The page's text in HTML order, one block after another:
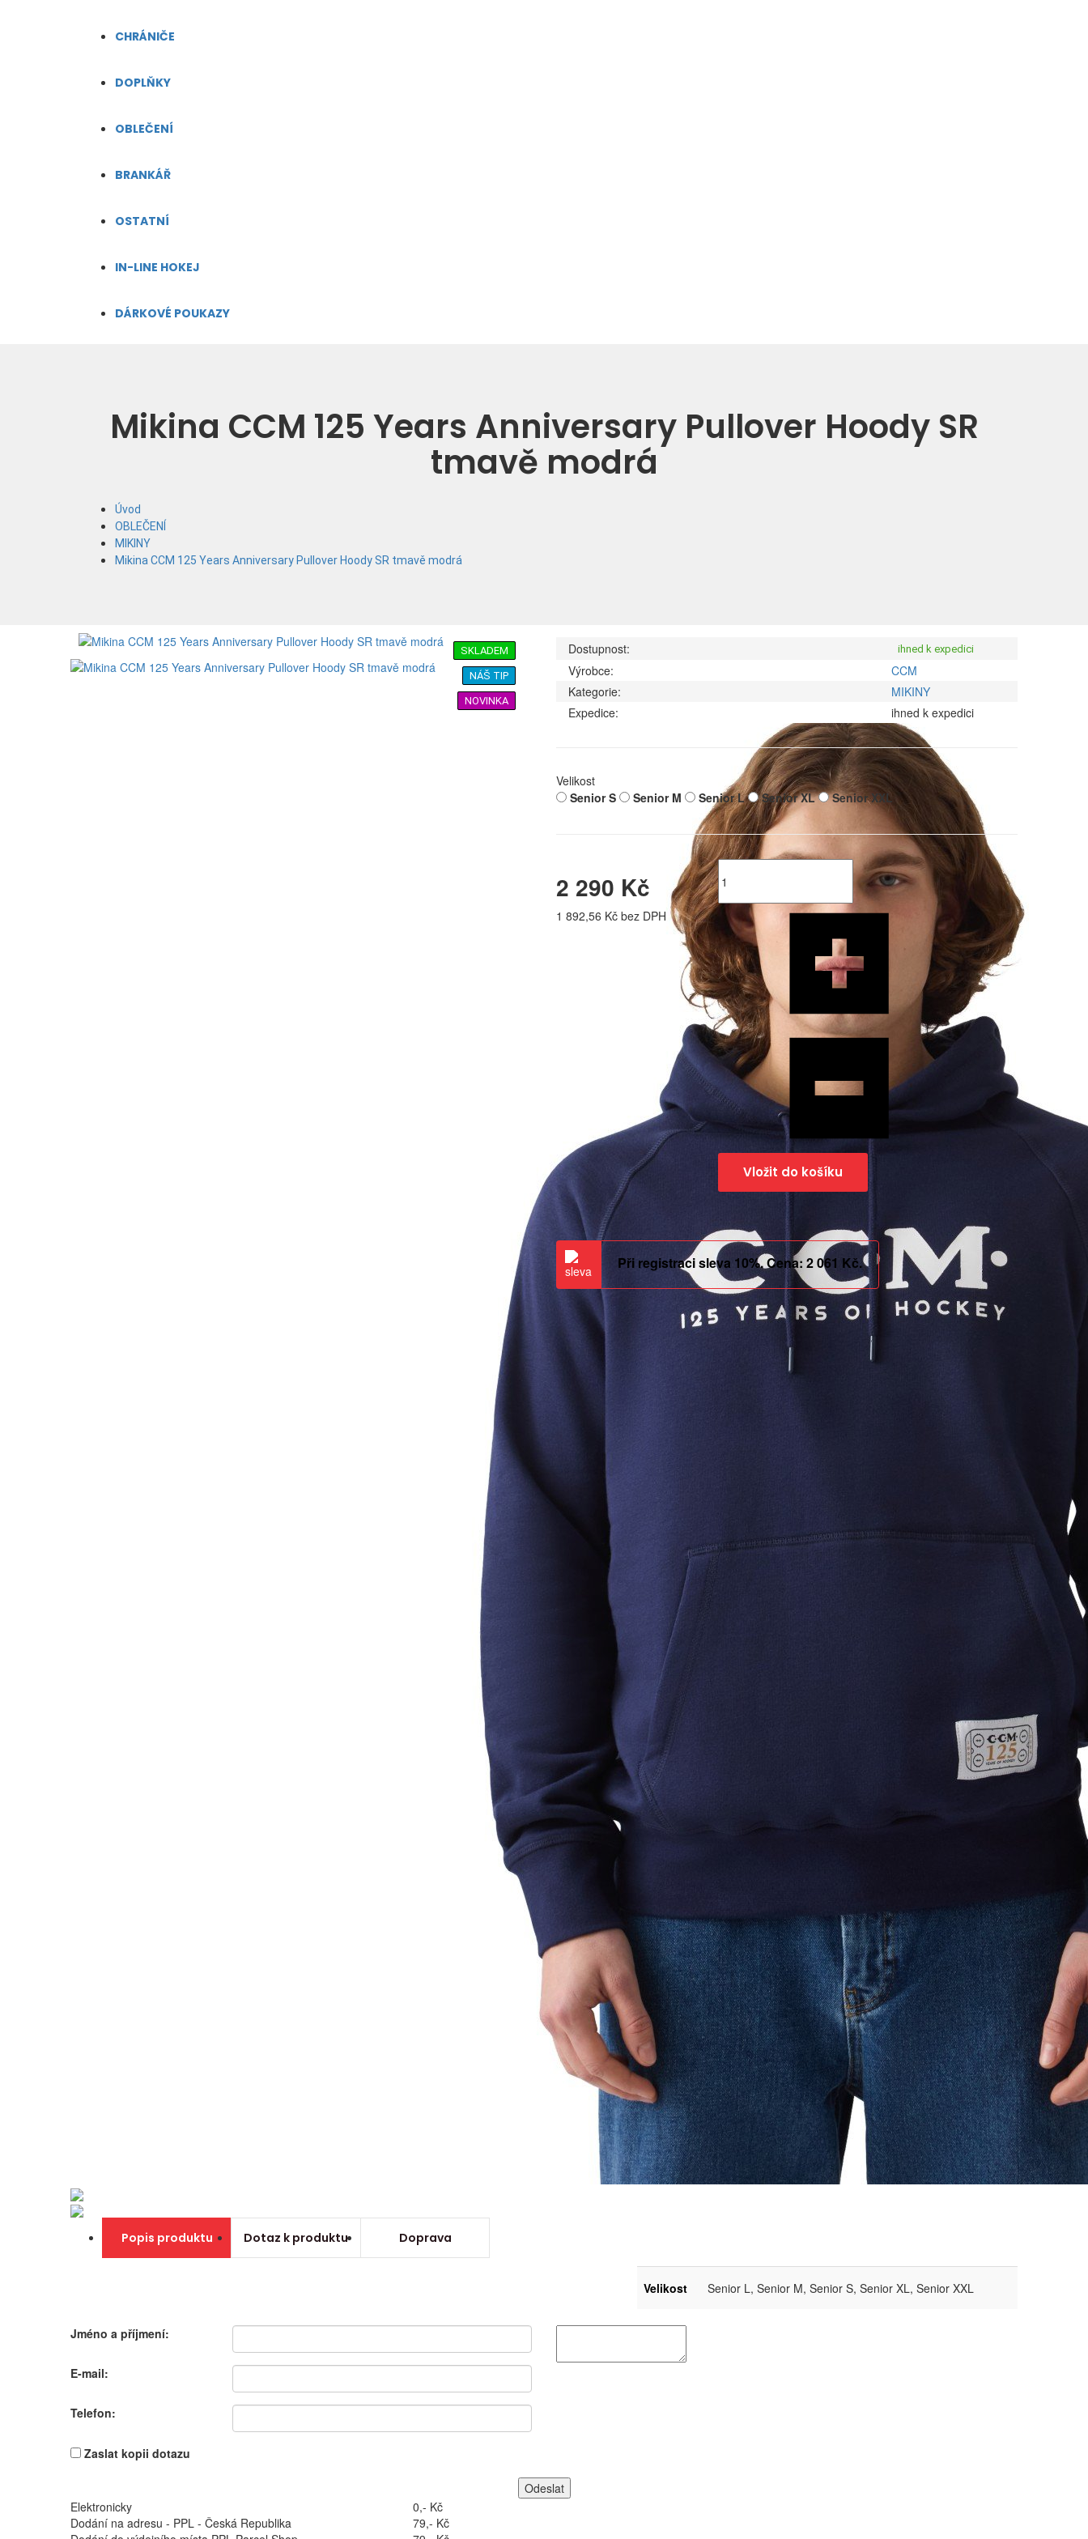
CHRÁNIČE
DOPLŇKY
OBLEČENÍ
BRANKÁŘ
OSTATNÍ
IN-LINE HOKEJ
DÁRKOVÉ POUKAZY
Mikina CCM 125 Years Anniversary Pullover Hoody SR
tmavě modrá
Úvod
OBLEČENÍ
MIKINY
Mikina CCM 125 Years Anniversary Pullover Hoody SR tmavě modrá
SKLADEM
NÁŠ TIP
NOVINKA
Dostupnost: ihned k expedici
Výrobce:
CCM
Kategorie:
MIKINY
Expedice:
ihned k expedici
Velikost
Senior S
Senior M Senior L Senior XL Senior XXL
2 290 Kč
1 892,56 Kč bez DPH
Vložit do košíku
Při registraci sleva 10%. Cena: 2 061 Kč.
Popis produktu Dotaz k produktu Doprava
Velikost Senior L, Senior M, Senior S, Senior XL, Senior XXL
Jméno a příjmení:
E-mail:
Telefon:
Zaslat kopii dotazu
Elektronicky
0,- Kč
Dodání na adresu - PPL - Česká Republika
79,- Kč